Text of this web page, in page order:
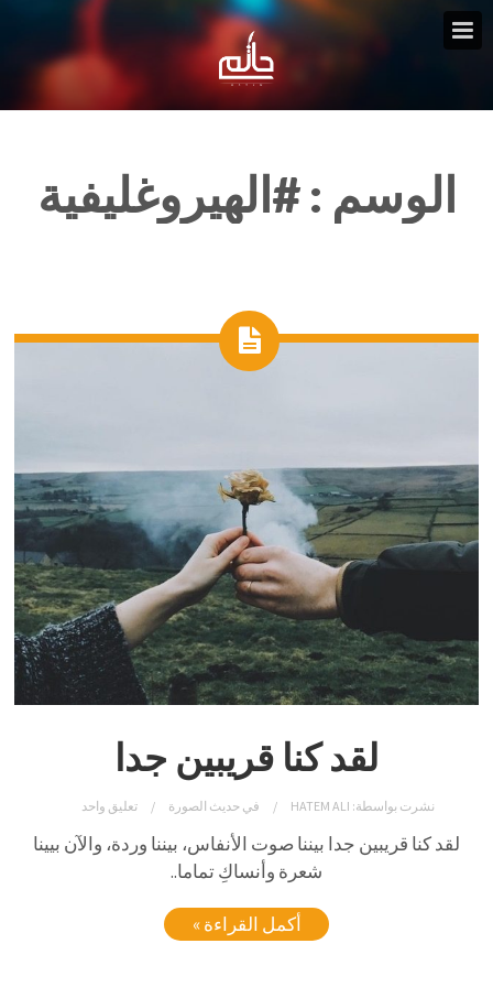
الوسم :#الهيروغليفية
لقد كنا قريبين جدا
نشرت بواسطة: HATEM ALI فيحديث الصورة تعليق واحد
لقد كنا قريبين جدا بيننا صوت الأنفاس، بيننا وردة، والآن بيينا
شعرة وأنساكِ تماما..
أكمل القراءة »